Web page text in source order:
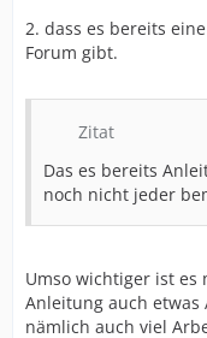
2. dass es bereits
Forum gibt.
Zitat
Das es bereits
noch nicht jeder
Umso wichtiger ist es
Anleitung auch etwas
nämlich auch viel